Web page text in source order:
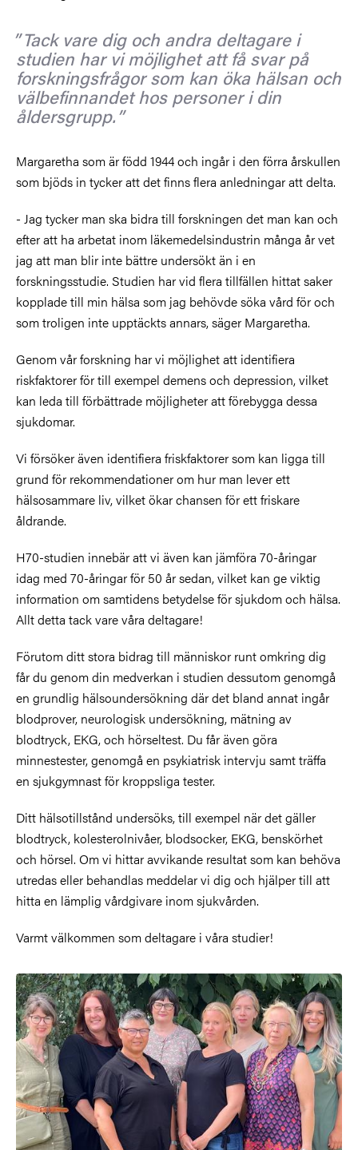
Tack vare dig och andra deltagare i
studien har vi möjlighet att få svar på
forskningsfrågor som kan öka hälsan och
välbefinnandet hos personer i din
åldersgrupp.
Margaretha som är född 1944 och ingår i den förra årskullen
som bjöds in tycker att det finns flera anledningar att delta.
- Jag tycker man ska bidra till forskningen det man kan och
efter att ha arbetat inom läkemedelsindustrin många år vet
jag att man blir inte bättre undersökt än i en
forskningsstudie. Studien har vid flera tillfällen hittat saker
kopplade till min hälsa som jag behövde söka vård för och
som troligen inte upptäckts annars, säger Margaretha.
Genom vår forskning har vi möjlighet att identifiera
riskfaktorer för till exempel demens och depression, vilket
kan leda till förbättrade möjligheter att förebygga dessa
sjukdomar.
Vi försöker även identifiera friskfaktorer som kan ligga till
grund för rekommendationer om hur man lever ett
hälsosammare liv, vilket ökar chansen för ett friskare
åldrande.
H70-studien innebär att vi även kan jämföra 70-åringar
idag med 70-åringar för 50 år sedan, vilket kan ge viktig
information om samtidens betydelse för sjukdom och hälsa.
Allt detta tack vare våra deltagare!
Förutom ditt stora bidrag till människor runt omkring dig
får du genom din medverkan i studien dessutom genomgå
en grundlig hälsoundersökning där det bland annat ingår
blodprover, neurologisk undersökning, mätning av
blodtryck, EKG, och hörseltest. Du får även göra
minnestester, genomgå en psykiatrisk intervju samt träffa
en sjukgymnast för kroppsliga tester.
Ditt hälsotillstånd undersöks, till exempel när det gäller
blodtryck, kolesterolnivåer, blodsocker, EKG, benskörhet
och hörsel. Om vi hittar avvikande resultat som kan behöva
utredas eller behandlas meddelar vi dig och hjälper till att
hitta en lämplig vårdgivare inom sjukvården.
Varmt välkommen som deltagare i våra studier!
Bild